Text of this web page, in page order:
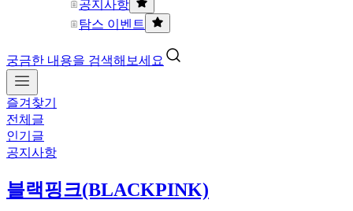
공지사항
탐스 이벤트
궁금한 내용을 검색해보세요
즐겨찾기
전체글
인기글
공지사항
블랙핑크(BLACKPINK)